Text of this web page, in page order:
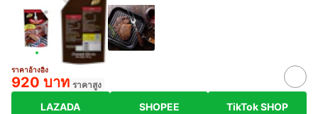
ราคาอ้างอิง
920 บาท ราคาสูง
LAZADA SHOPEE TikTok SHOP